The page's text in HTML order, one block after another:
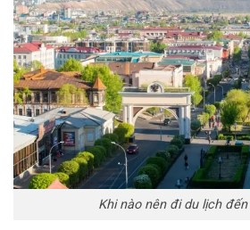
Khi nào nên đi du lịch đến